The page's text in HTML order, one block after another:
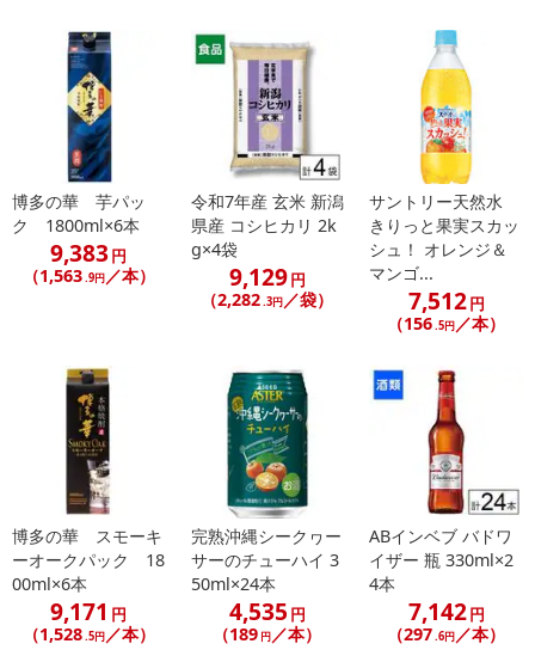
博多の華 芋パッ
ク 1800ml×6本
9,383円
（1,563 .9円／本）
令和7年産 玄米 新潟
県産 コシヒカリ 2k
g×4袋
9,129円
（2,282 .3円 ／袋）
サントリー天然水
きりっと果実スカッ
シュ！ オレンジ＆
マンゴ...
7,512円
（156 .5円 ／本）
博多の華 スモーキ
ーオークパック 18
00ml×6本
9,171 円
（1,528.5円／本）
完熟沖縄シークヮー
サーのチューハイ 3
50ml×24本
4,535 円
（189 円／本）
ABインベブ バドワ
イザー 瓶 330ml×2
4本
7,142円
（297.6円／本）